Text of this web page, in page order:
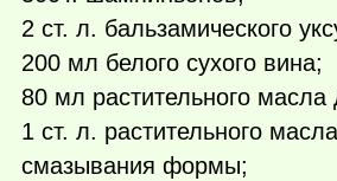
2 ст. л. бальзамического
200 мл белого сухого вина;
80 мл растительного масла
1 ст. л. растительного
смазывания формы;